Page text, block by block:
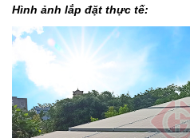
Hình ảnh lắp đặt thực tế: